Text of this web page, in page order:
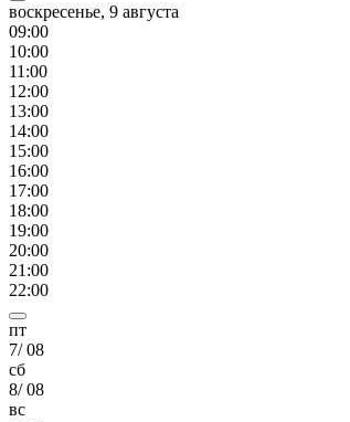
воскресенье, 9 августа
09:00
10:00
11 :00
12:00
13:00
14:00
15:00
16:00
17:00
18:00
19:00
20:00
21 :00
22:00
пт
7/08
сб
8/08
вс